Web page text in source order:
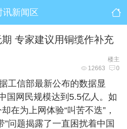
讯新闻区
专家建议用铜缆作补充
楼主
12663 0
信部最新公布的数据显
国网民规模达到5.5亿人。如
在为上网体验“叫苦不迭”，
”问题揭露了一直困扰着中国